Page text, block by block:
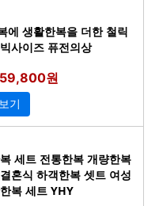
에 생활한복을 더한 철릭
사이즈 퓨전의상
원
기
세트 전통한복 개량한복
혼식 하객한복 셋트 여성
복 세트 YHY